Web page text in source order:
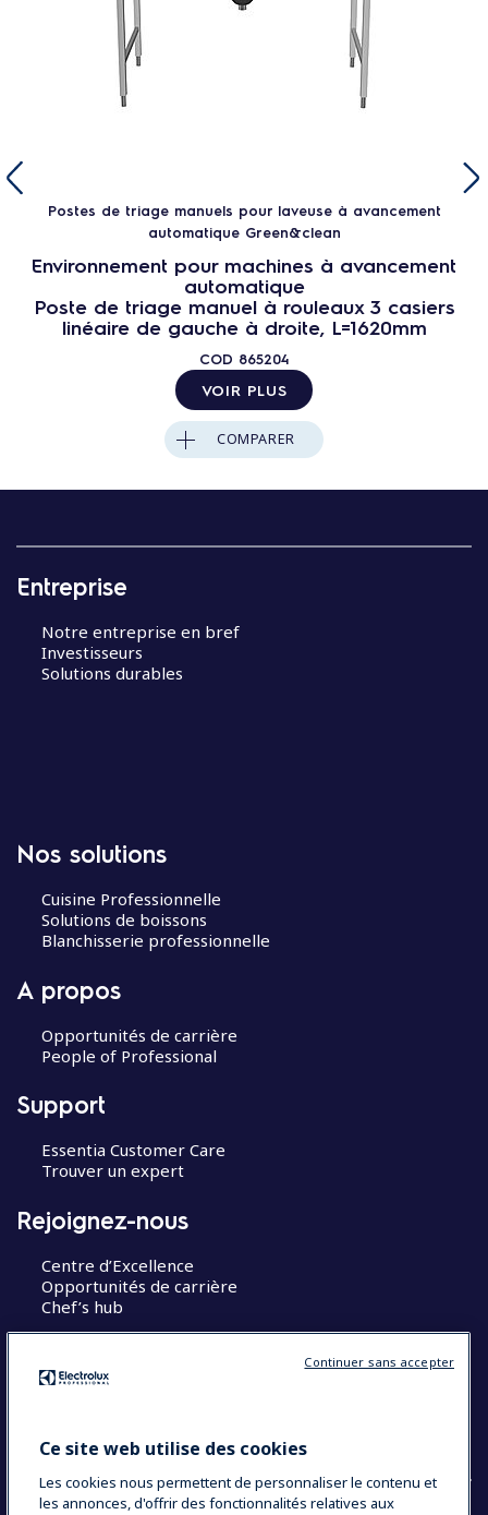
Postes de triage manuels pour laveuse à avancement
automatique Green&clean
Environnement pour machines à avancement
automatique
Poste de triage manuel à rouleaux 3 casiers
linéaire de gauche à droite, L=1620mm
COD 865204
VOIR PLUS
COMPARER
Entreprise
Notre entreprise en bref
Investisseurs
Solutions durables
Nos solutions
Cuisine Professionnelle
Solutions de boissons
Blanchisserie professionnelle
A propos
Opportunités de carrière
People of Professional
Support
Essentia Customer Care
Trouver un expert
Rejoignez-nous
Centre d’Excellence
Opportunités de carrière
Chef’s hub
Ce site web utilise des cookies
Les cookies nous permettent de personnaliser le contenu et
les annonces, d'offrir des fonctionnalités relatives aux
Continuer sans accepter